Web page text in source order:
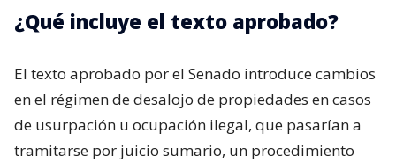
¿Qué incluye el texto aprobado?
El texto aprobado por el Senado introduce cambios
en el régimen de desalojo de propiedades en casos
de usurpación u ocupación ilegal, que pasarían a
tramitarse por juicio sumario, un procedimiento